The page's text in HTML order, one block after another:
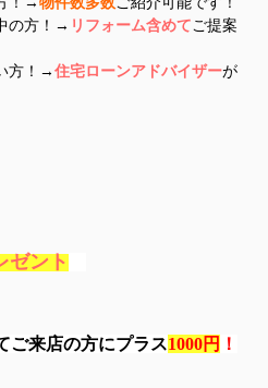
の方！→ リフォーム含めてご提案
方！→住宅ローンアドバイザーが
ゼント
ご来店の方にプラス1000円 ！